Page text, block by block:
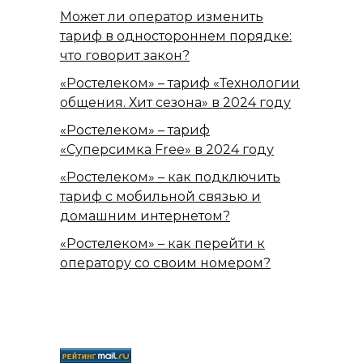
Может ли оператор изменить
тариф в одностороннем порядке:
что говорит закон?
«Ростелеком» – тариф «Технологии
общения. Хит сезона» в 2024 году
«Ростелеком» – тариф
«Суперсимка Free» в 2024 году
«Ростелеком» – как подключить
тариф с мобильной связью и
домашним интернетом?
«Ростелеком» – как перейти к
оператору со своим номером?